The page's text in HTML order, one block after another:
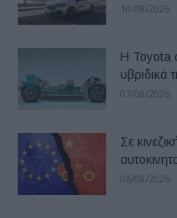
10/08/2026
Η Toyota
υβριδικά
07/08/2026
Σε
06/08/2026